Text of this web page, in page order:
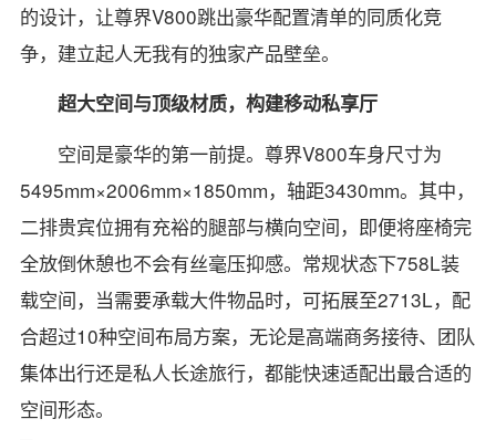
的设计，让尊界V800跳出豪华配置清单的同质化竞
争，建立起人无我有的独家产品壁垒。
超大空间与顶级材质，构建移动私享厅
空间是豪华的第一前提。尊界V800车身尺寸为
5495mm×2006mm×1850mm，轴距3430mm。其中，
二排贵宾位拥有充裕的腿部与横向空间，即便将座椅完
全放倒休憩也不会有丝毫压抑感。常规状态下758L装
载空间，当需要承载大件物品时，可拓展至2713L，配
合超过10种空间布局方案，无论是高端商务接待、团队
集体出行还是私人长途旅行，都能快速适配出最合适的
空间形态。